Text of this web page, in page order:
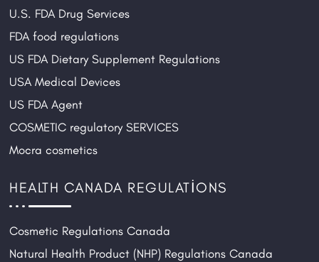
U.S. FDA Drug Services
FDA food regulations
US FDA Dietary Supplement Regulations
USA Medical Devices
US FDA Agent
COSMETIC regulatory SERVICES
Mocra cosmetics
HEALTH CANADA REGULATIONS
Cosmetic Regulations Canada
Natural Health Product (NHP) Regulations Canada